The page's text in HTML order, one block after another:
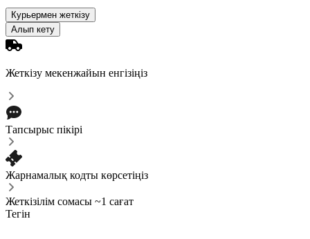
Курьермен жеткізу
Алып кету
Жеткізу мекенжайын енгізіңіз
Тапсырыс пікірі
Жарнамалық кодты көрсетіңіз
Жеткізілім сомасы ~1 сағат
Тегін